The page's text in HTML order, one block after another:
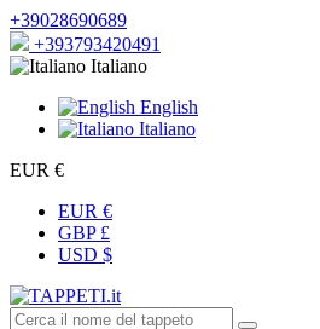
+39028690689
+393793420491
Italiano
English
Italiano
EUR €
EUR €
GBP £
USD $